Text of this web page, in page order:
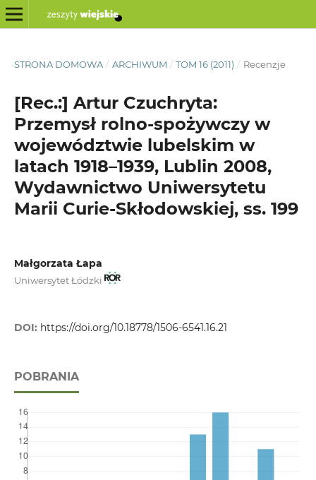
STRONA DOMOWA / ARCHIWUM / TOM 16 (2011) / Recenzje
[Rec.:] Artur Czuchryta:
Przemysł rolno-spożywczy w
województwie lubelskim w
latach 1918–1939, Lublin 2008,
Wydawnictwo Uniwersytetu
Marii Curie-Skłodowskiej, ss. 199
Małgorzata Łapa
Uniwersytet Łódzki
DOI: https://doi.org/10.18778/1506-6541.16.21
POBRANIA